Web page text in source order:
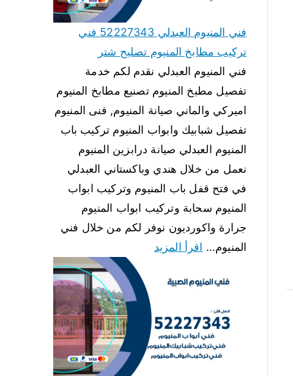
فني المنيوم العبدلي 52227343 فني
تركيب مطابخ المنيوم تصليح شتر
فني المنيوم العبدلي نقدم لكم خدمة
تفصيل مطبخ المنيوم تصنيع مطابخ المنيوم
اميركي والماني صيانة المنيوم, فنى المنيوم
تفصيل شبابيك وابواب المنيوم تركيب باب
المنيوم العبدلي صيانة درابزين المنيوم
نعمل من خلال هندي وباكستاني العبدلي
في فتح قفل باب المنيوم وتركيب ابواب
المنيوم سحابة وتركيب ابواب المنيوم
جرارة واكورديون نوفر لكم من خلال فني
المنيوم… اقرأ المزيد